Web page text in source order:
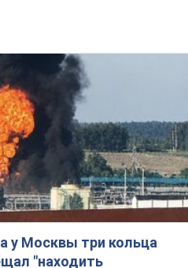
у Москвы три кольца
"находить